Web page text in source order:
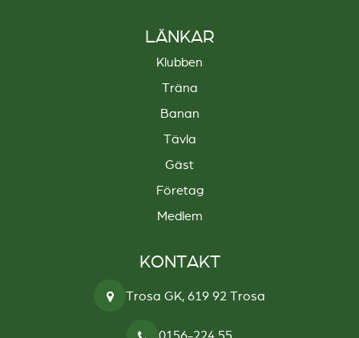
LÄNKAR
Klubben
Träna
Banan
Tävla
Gäst
Företag
Medlem
KONTAKT
Trosa GK, 619 92 Trosa